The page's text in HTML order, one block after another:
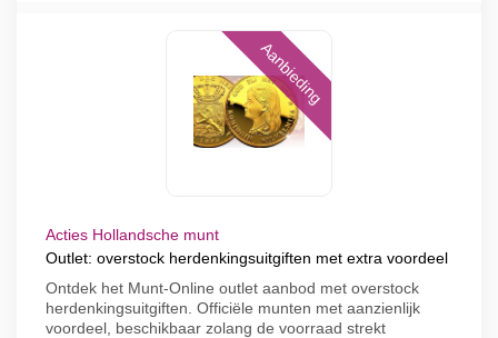
Aanbieding
Acties Hollandsche munt
Outlet: overstock herdenkingsuitgiften met extra voordeel
Ontdek het Munt-Online outlet aanbod met overstock
herdenkingsuitgiften. Officiële munten met aanzienlijk
voordeel, beschikbaar zolang de voorraad strekt